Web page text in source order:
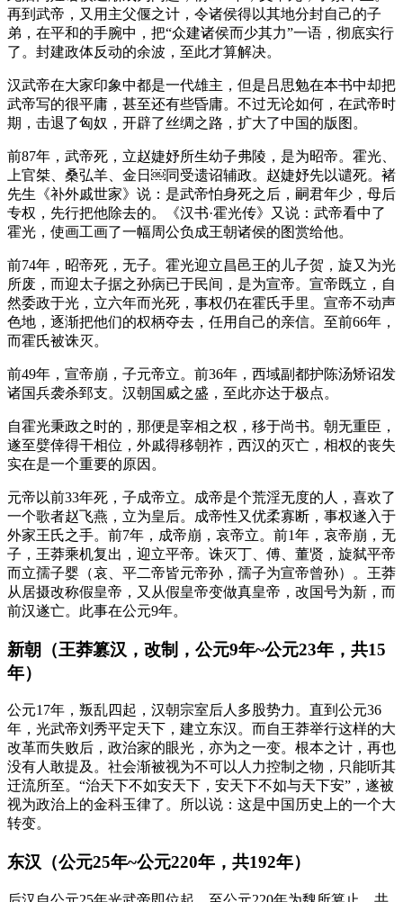
再到武帝，又用主父偃之计，令诸侯得以其地分封自己的子
弟，在平和的手腕中，把“众建诸侯而少其力”一语，彻底实行
了。封建政体反动的余波，至此才算解决。
汉武帝在大家印象中都是一代雄主，但是吕思勉在本书中却把
武帝写的很平庸，甚至还有些昏庸。不过无论如何，在武帝时
期，击退了匈奴，开辟了丝绸之路，扩大了中国的版图。
前87年，武帝死，立赵婕妤所生幼子弗陵，是为昭帝。霍光、
上官桀、桑弘羊、金日￼同受遗诏辅政。赵婕妤先以谴死。褚
先生《补外戚世家》说：是武帝怕身死之后，嗣君年少，母后
专权，先行把他除去的。《汉书·霍光传》又说：武帝看中了
霍光，使画工画了一幅周公负成王朝诸侯的图赏给他。
前74年，昭帝死，无子。霍光迎立昌邑王的儿子贺，旋又为光
所废，而迎太子据之孙病已于民间，是为宣帝。宣帝既立，自
然委政于光，立六年而光死，事权仍在霍氏手里。宣帝不动声
色地，逐渐把他们的权柄夺去，任用自己的亲信。至前66年，
而霍氏被诛灭。
前49年，宣帝崩，子元帝立。前36年，西域副都护陈汤矫诏发
诸国兵袭杀郅支。汉朝国威之盛，至此亦达于极点。
自霍光秉政之时的，那便是宰相之权，移于尚书。朝无重臣，
遂至嬖倖得干相位，外戚得移朝祚，西汉的灭亡，相权的丧失
实在是一个重要的原因。
元帝以前33年死，子成帝立。成帝是个荒淫无度的人，喜欢了
一个歌者赵飞燕，立为皇后。成帝性又优柔寡断，事权遂入于
外家王氏之手。前7年，成帝崩，哀帝立。前1年，哀帝崩，无
子，王莽乘机复出，迎立平帝。诛灭丁、傅、董贤，旋弑平帝
而立孺子婴（哀、平二帝皆元帝孙，孺子为宣帝曾孙）。王莽
从居摄改称假皇帝，又从假皇帝变做真皇帝，改国号为新，而
前汉遂亡。此事在公元9年。
新朝（王莽篡汉，改制，公元9年~公元23年，共15
年）
公元17年，叛乱四起，汉朝宗室后人多股势力。直到公元36
年，光武帝刘秀平定天下，建立东汉。而自王莽举行这样的大
改革而失败后，政治家的眼光，亦为之一变。根本之计，再也
没有人敢提及。社会渐被视为不可以人力控制之物，只能听其
迁流所至。“治天下不如安天下，安天下不如与天下安”，遂被
视为政治上的金科玉律了。所以说：这是中国历史上的一个大
转变。
东汉（公元25年~公元220年，共192年）